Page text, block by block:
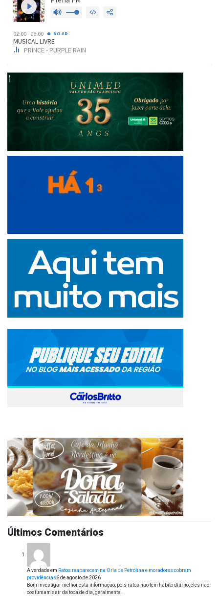
Últimos Comentários
A verdadeem Ratos reaparecem na Orla de Petrolina e moradores cobram
providências6 de agosto de 2026
Bom investigar melhor esta informação, pois ratos não tem hábito diurno, eles não
costumam sair da toca de dia, geralmente…